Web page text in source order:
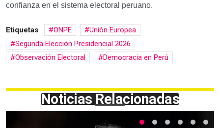
confianza en el sistema electoral peruano.
Etiquetas ONPE
Unión Europea
Segunda Elección Presidencial 2026
Observación Electoral
Democracia en Perú
Noticias Relacionadas